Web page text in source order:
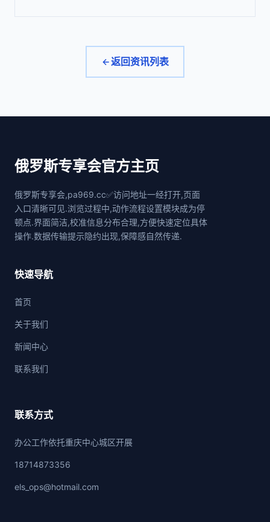
返回资讯列表
俄罗斯专享会官方主页
俄罗斯专享会,pa969.cc✅访问地址一经打开,页面
入口清晰可见.浏览过程中,动作流程设置模块成为停
顿点.界面简洁,校准信息分布合理,方便快速定位具体
操作.数据传输提示隐约出现,保障感自然传递.
快速导航
首页
关于我们
新闻中心
联系我们
联系方式
办公工作依托重庆中心城区开展
18714873356
els_ops@hotmail.com